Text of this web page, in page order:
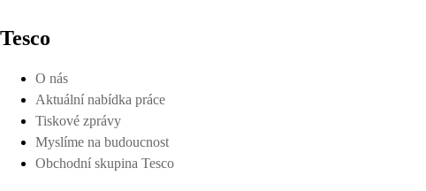
Tesco
O nás
Aktuální nabídka práce
Tiskové zprávy
Myslíme na budoucnost
Obchodní skupina Tesco